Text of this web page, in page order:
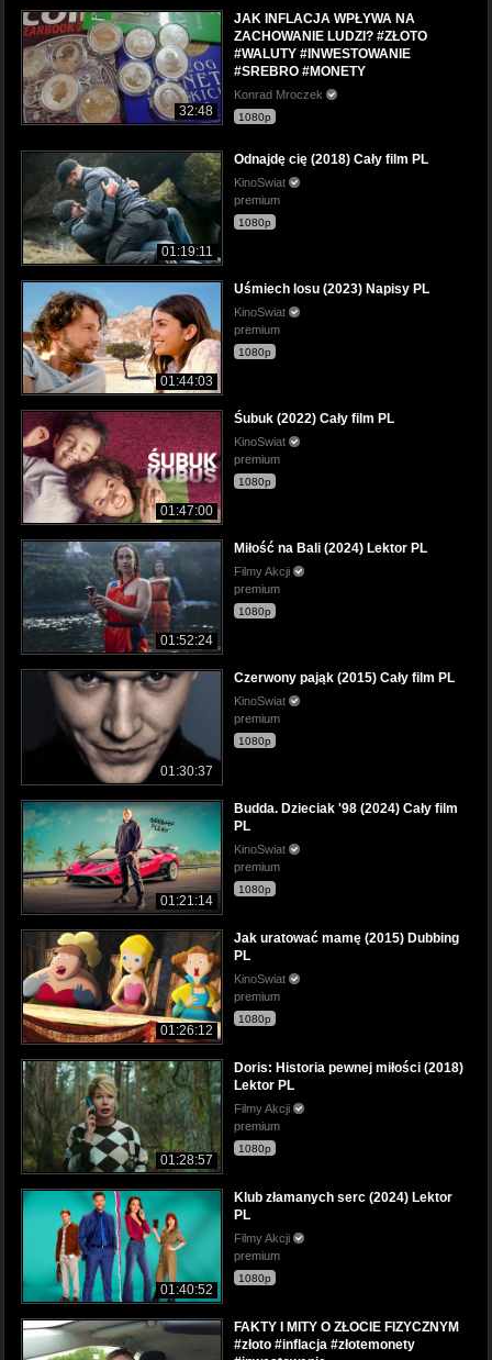
32:48
JAK INFLACJA WPŁYWA NA
ZACHOWANIE LUDZI? #ZŁOTO
#WALUTY #INWESTOWANIE
#SREBRO #MONETY
Konrad Mroczek
1080p
01:19:11
Odnajdę cię (2018) Cały film PL
KinoSwiat
premium
1080p
01:44:03
Uśmiech losu (2023) Napisy PL
KinoSwiat
premium
1080p
01:47:00
Śubuk (2022) Cały film PL
KinoSwiat
premium
1080p
01:52:24
Miłość na Bali (2024) Lektor PL
Filmy Akcji
premium
1080p
01:30:37
Czerwony pająk (2015) Cały film PL
KinoSwiat
premium
1080p
01:21:14
Budda. Dzieciak '98 (2024) Cały film
PL
KinoSwiat
premium
1080p
01:26:12
Jak uratować mamę (2015) Dubbing
PL
KinoSwiat
premium
1080p
01:28:57
Doris: Historia pewnej miłości (2018)
Lektor PL
Filmy Akcji
premium
1080p
01:40:52
Klub złamanych serc (2024) Lektor
PL
Filmy Akcji
premium
1080p
FAKTY I MITY O ZŁOCIE FIZYCZNYM
#złoto #inflacja #złotemonety